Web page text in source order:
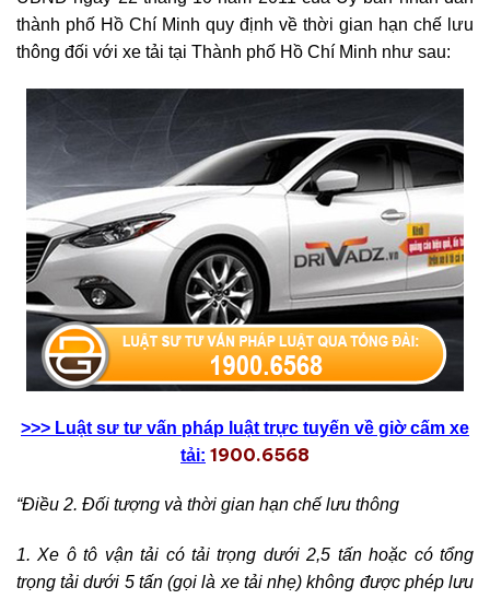
thành phố Hồ Chí Minh quy định về thời gian hạn chế lưu
thông đối với xe tải tại Thành phố Hồ Chí Minh như sau:
>>> Luật sư tư vấn pháp luật trực tuyến về giờ cấm xe
tải: 1900.6568
“Điều 2. Đối tượng và thời gian hạn chế lưu thông
1. Xe ô tô vận tải có tải trọng dưới 2,5 tấn hoặc có tổng
trọng tải dưới 5 tấn (gọi là xe tải nhẹ) không được phép lưu